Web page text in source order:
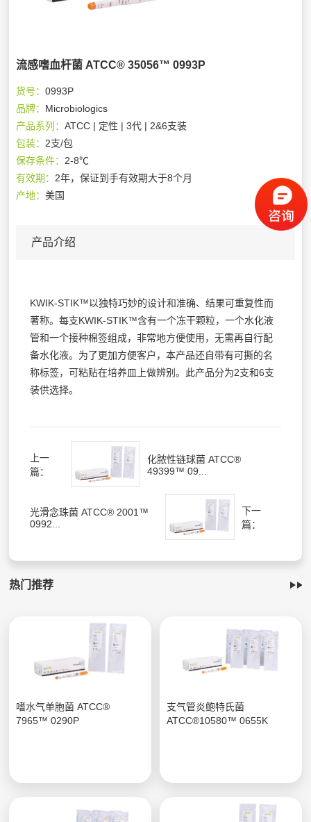
流感嗜血杆菌 ATCC® 35056™ 0993P
货号：0993P
品牌： Microbiologics
产品系列：ATCC | 定性 | 3代 | 2&6支装
包装： 2支/包
保存条件： 2-8℃
有效期： 2年，保证到手有效期大于8个月
产地：美国
产品介绍
KWIK-STIK™以独特巧妙的设计和准确、结果可重复性而
著称。每支KWIK-STIK™含有一个冻干颗粒，一个水化液
管和一个接种棉签组成，非常地方便使用，无需再自行配
备水化液。为了更加方便客户，本产品还自带有可撕的名
称标签，可粘贴在培养皿上做辨别。此产品分为2支和6支
装供选择。
上一
篇：
化脓性链球菌 ATCC®
49399™ 09...
光滑念珠菌 ATCC® 2001™
0992...
下一
篇：
热门推荐
嗜水气单胞菌 ATCC®
7965™ 0290P
支气管炎鲍特氏菌
ATCC®10580™ 0655K